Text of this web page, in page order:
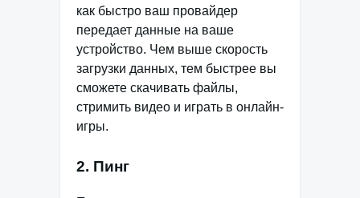
как быстро ваш провайдер
передает данные на ваше
устройство. Чем выше скорость
загрузки данных, тем быстрее вы
сможете скачивать файлы,
стримить видео и играть в онлайн-
игры.
2. Пинг